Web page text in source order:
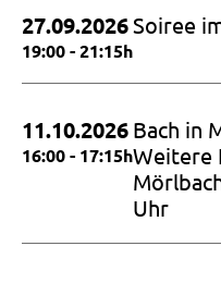
27.09.2026
19:00 - 21:15h
Soiree
Dietrich
11.10.2026
16:00 - 17:15h
Bach in
von J.S.
Bibel
Weitere
Uhr